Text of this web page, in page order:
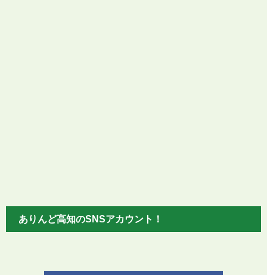
ありんど高知のSNSアカウント！